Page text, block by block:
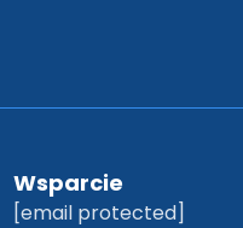
Wsparcie
[email protected]